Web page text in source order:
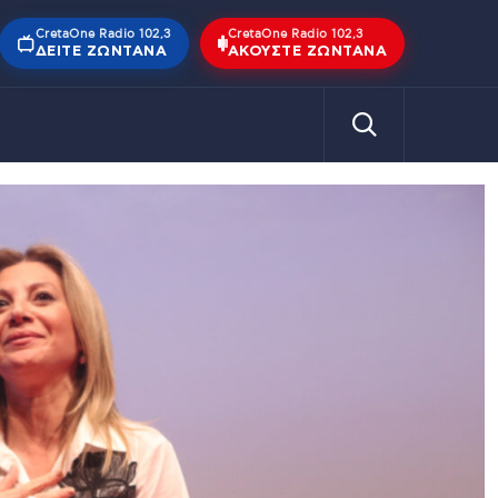
CretaOne Radio 102,3
ΔΕΊΤΕ ΖΩΝΤΑΝΆ
CretaOne Radio 102,3
ΑΚΟΎΣΤΕ ΖΩΝΤΑΝΆ